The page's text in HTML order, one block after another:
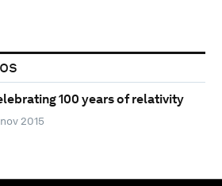
100 years of relativity
2015